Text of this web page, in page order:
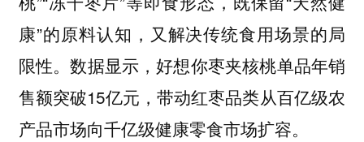
康”的原料认知，又解决传统食用场景的局
限性。数据显示，好想你枣夹核桃单品年销
售额突破15亿元，带动红枣品类从百亿级农
产品市场向千亿级健康零食市场扩容。